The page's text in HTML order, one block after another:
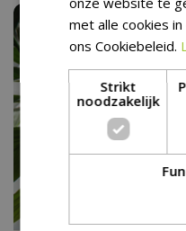
met alle cookies
ons Cookiebeleid.
Strikt
noodzakelijk